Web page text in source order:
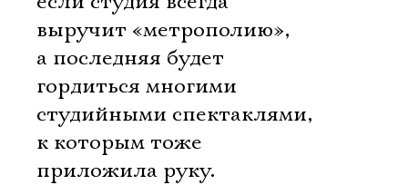
выручит «метрополию»,
а последняя будет
гордиться многими
студийными спектаклями,
к которым тоже
приложила руку.